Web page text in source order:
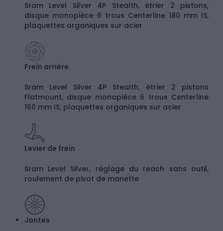
Sram Level Silver 4P Stealth, étrier 2 pistons,
disque monopièce 6 trous Centerline 180 mm IS,
plaquettes organiques sur acier
Frein arrière
Sram Level Silver 4P Stealth, étrier 2 pistons
Flatmount, disque monopièce 6 trous Centerline
160 mm IS, plaquettes organiques sur acier
Levier de frein
Sram Level Silver, réglage du reach sans outil,
roulement de pivot de manette
Jantes